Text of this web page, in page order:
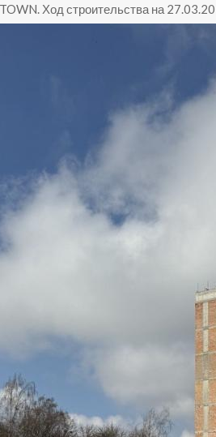
. Ход строительства на